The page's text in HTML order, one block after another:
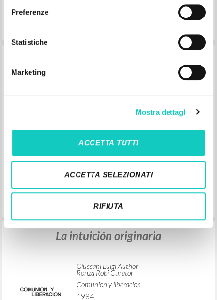
Preferenze
Statistiche
Marketing
Mostra dettagli
ACCETTA TUTTI
ACCETTA SELEZIONATI
RIFIUTA
Ronza Robi Interview
brasileira
2004
Portoghese BR
Pages: 6
La intuición originaria
Giussani Luigi Author
Ronza Robi Curator
Comunion y liberacion
1984